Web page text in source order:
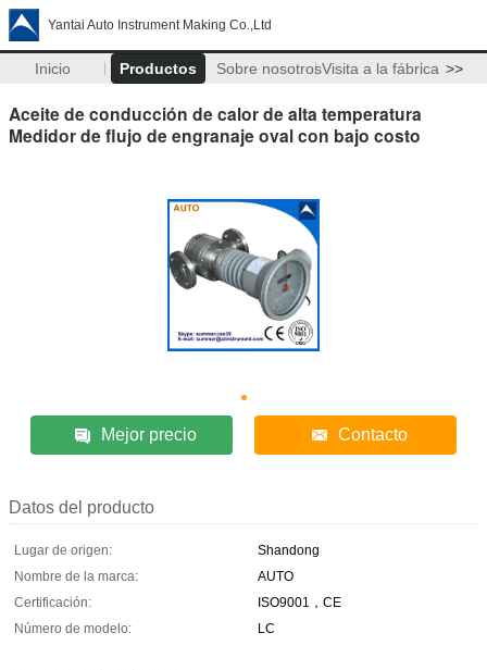
Yantai Auto Instrument Making Co.,Ltd
Inicio Productos Sobre nosotrosVisita a la fábrica >>
Aceite de conducción de calor de alta temperatura
Medidor de flujo de engranaje oval con bajo costo
Mejor precio Contacto
Datos del producto
Lugar de origen:
Shandong
Nombre de la marca:
AUTO
Certificación:
ISO9001，CE
Número de modelo:
LC